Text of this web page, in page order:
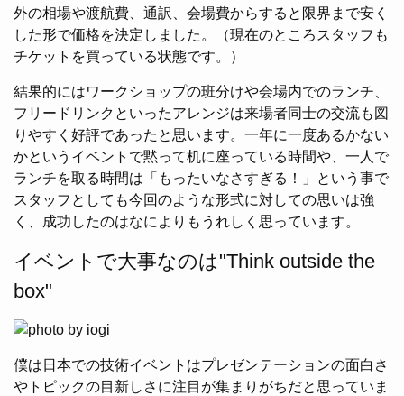
外の相場や渡航費、通訳、会場費からすると限界まで安く
した形で価格を決定しました。（現在のところスタッフも
チケットを買っている状態です。）
結果的にはワークショップの班分けや会場内でのランチ、
フリードリンクといったアレンジは来場者同士の交流も図
りやすく好評であったと思います。一年に一度あるかない
かというイベントで黙って机に座っている時間や、一人で
ランチを取る時間は「もったいなさすぎる！」という事で
スタッフとしても今回のような形式に対しての思いは強
く、成功したのはなによりもうれしく思っています。
イベントで大事なのは"Think outside the
box"
僕は日本での技術イベントはプレゼンテーションの面白さ
やトピックの目新しさに注目が集まりがちだと思っていま